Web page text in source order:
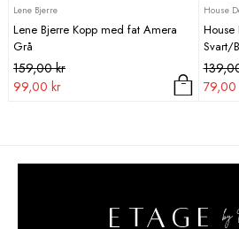
Lene Bjerre
Lene Bjerre Kopp med fat Amera
Grå
159,00kr
Det
ursprungliga
99,00 kr
Det
nuvarande
House
House
Svart/
Det
79,00
Det